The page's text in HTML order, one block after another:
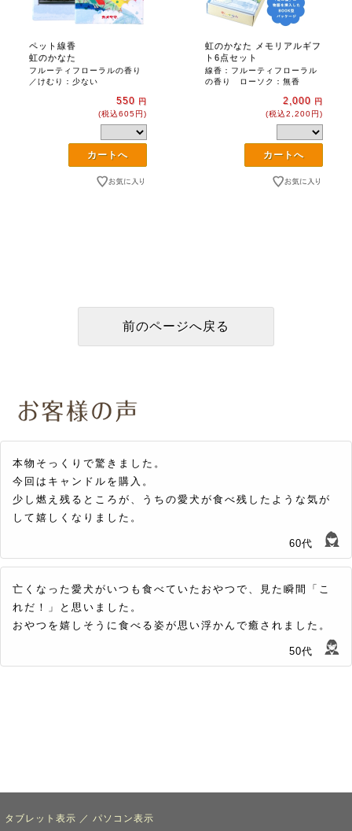
ペット線香
虹のかなた
フルーティフローラルの香り
／けむり：少ない
550 円
(税込605円)
虹のかなた メモリアルギフ
ト6点セット
線香：フルーティフローラル
の香り ローソク：無香
2,000 円
(税込2,200円)
本物そっくりで驚きました。
今回はキャンドルを購入。
少し燃え残るところが、うちの愛犬が食べ残したような気が
して嬉しくなりました。
60代
亡くなった愛犬がいつも食べていたおやつで、見た瞬間「こ
れだ！」と思いました。
おやつを嬉しそうに食べる姿が思い浮かんで癒されました。
50代
タブレット表示 ／ パソコン表示